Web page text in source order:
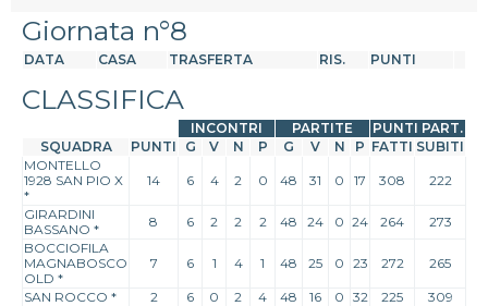
Giornata n°8
DATA CASA TRASFERTA RIS. PUNTI
CLASSIFICA
INCONTRI PARTITE
PUNTI PART.
SQUADRA
PUNTI G V N P G V N P FATTI SUBITI
MONTELLO
1928 SAN PIO X
*
14 6 4 2 0 48 31 0 17 308 222
GIRARDINI
BASSANO * 8 6 2 2 2 48 24 0 24 264
273
BOCCIOFILA
MAGNABOSCO
OLD *
7 6 1 4 1 48 25 0 23 272 265
SAN ROCCO * 2 6 0 2 4 48 16 0 32 225 309